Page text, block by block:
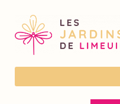
En cas de forte
horaires sur notre
sociaux avant votre
être adaptés pour